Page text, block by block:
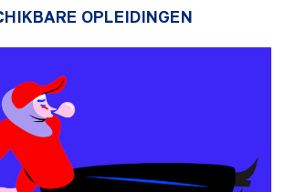
OPLEIDINGEN